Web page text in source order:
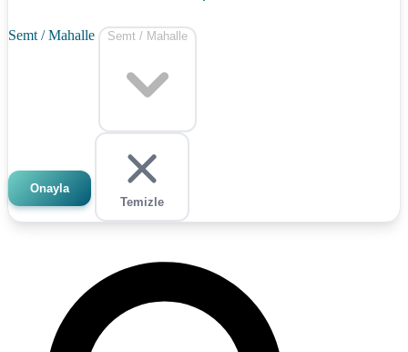
Semt / Mahalle Semt / Mahalle
Onayla
Temizle